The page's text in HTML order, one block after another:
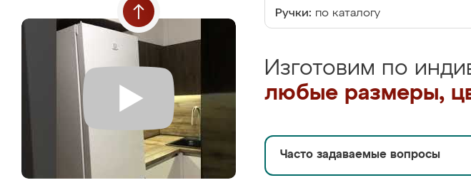
Ручки: по каталогу
Изготовим по
любые размеры,
Часто задаваемые вопросы